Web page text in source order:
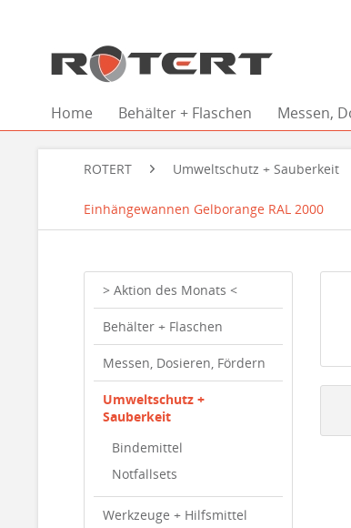
Home Behälter + Flaschen Messen,
ROTERT Umweltschutz + Sauberkeit
Einhängewannen Gelborange RAL 2000
> Aktion des Monats <
Behälter + Flaschen
Messen, Dosieren, Fördern
Umweltschutz +
Sauberkeit
Bindemittel
Notfallsets
Werkzeuge + Hilfsmittel